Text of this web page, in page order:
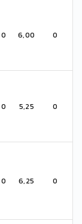
0 6,00 0
0 5,25 0
0 6,25 0